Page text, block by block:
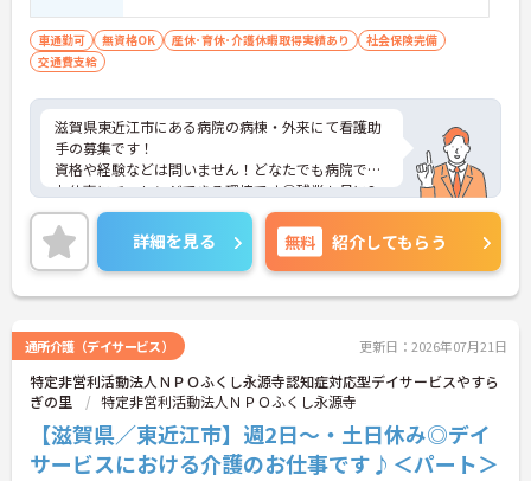
車通勤可 無資格OK 産休･育休･介護休暇取得実績あり
社会保険完備
交通費支給
滋賀県東近江市にある病院の病棟・外来にて看護助
手の募集です！
資格や経験などは問いません！どなたでも病院での
お仕事にチャレンジできる環境です◎残業も月に2
時間程度と少なめで、勤務後のプライベートの時間
も大切にしていただけます！
ご興味のある方には、面接対策ポイントなど、さら
に詳細をお話しいたしますのでお気軽にご相談くだ
さい！
詳細を見る 無料 紹介してもらう
通所介護（デイサービス） 更新日：2026年07月21日
特定非営利活動法人ＮＰＯふくし永源寺認知症対応型デイサービスやすら
ぎの里
特定非営利活動法人ＮＰＯふくし永源寺
【滋賀県／東近江市】週2日～・土日休み◎デイ
サービスにおける介護のお仕事です♪＜パート＞